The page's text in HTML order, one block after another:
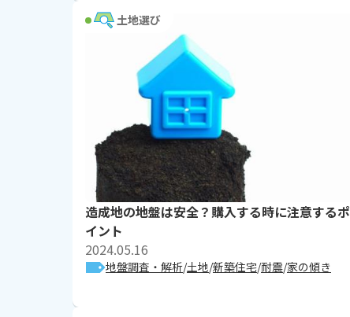
土地選び
造成地の地盤は安全？購入する時に注意するポ
イント
2024.05.16
地盤調査・解析 土地 新築住宅 耐震 家の傾き